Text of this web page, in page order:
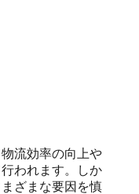
流効率の向上や
われます。しか
ざまな要因を慎